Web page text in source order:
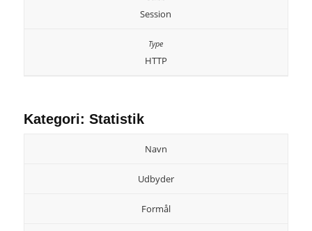
Session
HTTP
Kategori: Statistik
Navn
Udbyder
Formål